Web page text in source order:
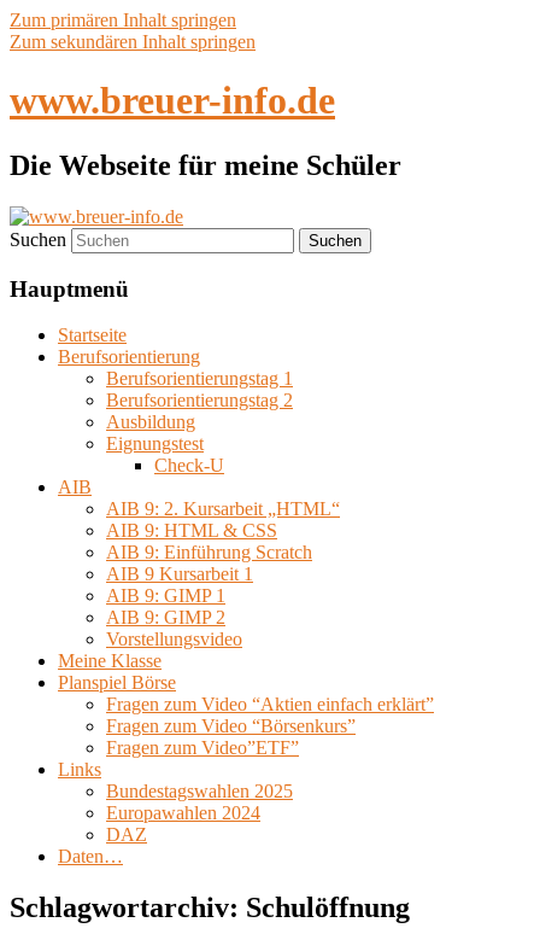
Zum primären Inhalt springen
Zum sekundären Inhalt springen
www.breuer-info.de
Die Webseite für meine Schüler
Suchen
Hauptmenü
Startseite
Berufsorientierung
Berufsorientierungstag 1
Berufsorientierungstag 2
Ausbildung
Eignungstest
Check-U
AIB
AIB 9: 2. Kursarbeit „HTML“
AIB 9: HTML & CSS
AIB 9: Einführung Scratch
AIB 9 Kursarbeit 1
AIB 9: GIMP 1
AIB 9: GIMP 2
Vorstellungsvideo
Meine Klasse
Planspiel Börse
Fragen zum Video “Aktien einfach erklärt”
Fragen zum Video “Börsenkurs”
Fragen zum Video”ETF”
Links
Bundestagswahlen 2025
Europawahlen 2024
DAZ
Daten…
Schlagwortarchiv: Schulöffnung